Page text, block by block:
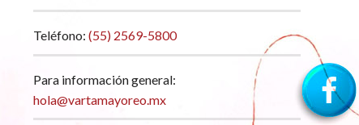
Teléfono: (55) 2569-5800
Para información general:
hola@vartamayoreo.mx